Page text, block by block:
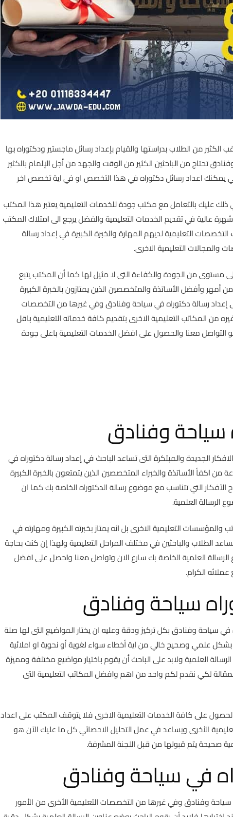
من الطلاب بدراستها والقيام بإعداد رسائل ماجستير ودكتوراه بها
تحتاج من الباحثين الكثير من الوقت والجهد من أجل الإلمام بالكثير
يمكنك اعداد رسائل دكتوراه في هذا التخصص او في اية تخصص اخر
بالتعامل مع مكتب جودة للخدمات التعليمية يعتبر هذا المكتب
عالية في تقديم الخدمات التعليمية والفضل يرجع الى امتلاك المكتب
التعليمية لديهم المهارة والخبرة الكبيرة في إعداد رسالة
التعليمية الاخرى.
مستوى من الجودة والكفاءة التى لا مثيل لها كما أن المكتب يتبع
وأفضل الأساتذة والمتخصصين الذين يمتازون بالخبرة الكبيرة
إعداد رسالة دكتوراه في سياحة وفنادق وفي غيرها من التخصصات
من المكاتب التعليمية الاخرى بتقديم كافة خدماته التعليمية باقل
التواصل معنا والحصول على افضل الخدمات التعليمية باعلى جودة
سياحة وفنادق
الجديدة والمبتكرة التى تساعد الباحث في إعداد رسالة دكتوراه في
اكفأ الأساتذة والخبراء المتخصصين الذين يتمتعون بالخبرة الكبيرة
التي تتناسب مع موضوع رسالة الدكتوراه الخاصة بك كما ان
الرسالة العلمية.
التعليمية الاخرى بل انه يمتاز بخبرته الكبيرة ومهارته في
الطلاب والباحثين في مختلف المراحل التعليمية ولهذا إن كنت بحاجة
العلمية الخاصة بك سارع الان وتواصل معنا واحصل على افضل
الكرام.
سياحة وفنادق
في سياحة وفنادق بكل تركيز ودقة وعليه ان يختار المواضيع التى لها صلة
بشكل علمي وصحيح خالي من اية أخطاء سواء لغوية أو نحوية او املائية
العلمية ولابد على الباحث أن يقوم باختيار مواضيع مختلفة ومميزة
لكي نقدم لكم واحد من اهم وافضل المكاتب التعليمية التى
على كافة الخدمات التعليمية الاخرى فلا يتوقف المكتب على اعداد
الأخرى ويساعد في عمل التحليل الاحصائي كل ما عليك الآن هو
صحيحة يتم قبولها من قبل اللجنة المشرفة.
في سياحة وفنادق
سياحة وفنادق وفي غيرها من التخصصات التعليمية الأخرى من الأمور